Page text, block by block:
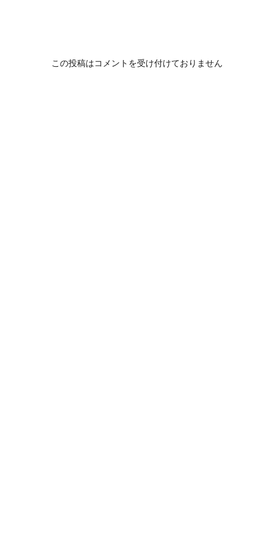
この投稿はコメントを受け付けておりません